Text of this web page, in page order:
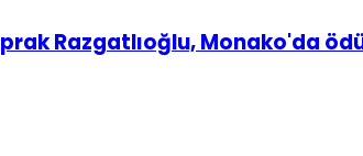
Razgatlıoğlu, Monako'da